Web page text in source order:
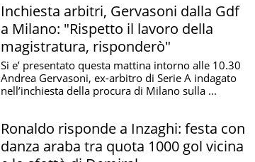
Inchiesta arbitri, Gervasoni dalla Gdf
a Milano: "Rispetto il lavoro della
magistratura, risponderò"
Si e’ presentato questa mattina intorno alle 10.30
Andrea Gervasoni, ex-arbitro di Serie A indagato
nell’inchiesta della procura di Milano sulla ...
Ronaldo risponde a Inzaghi: festa con
danza araba tra quota 1000 gol vicina